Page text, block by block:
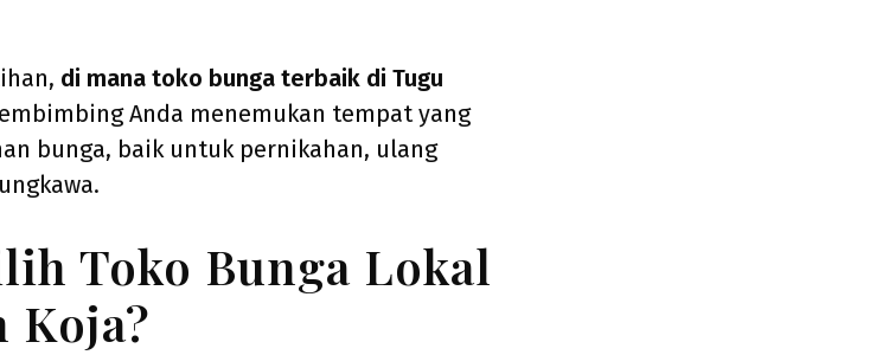
di mana toko bunga terbaik di Tugu
Anda menemukan tempat yang
bunga, baik untuk pernikahan, ulang
Toko Bunga Lokal
Koja?